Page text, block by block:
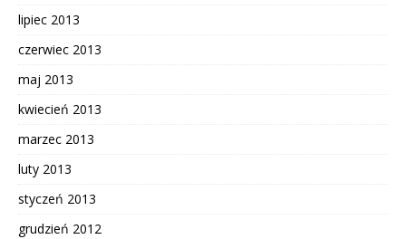
lipiec 2013
czerwiec 2013
maj 2013
kwiecień 2013
marzec 2013
luty 2013
styczeń 2013
grudzień 2012